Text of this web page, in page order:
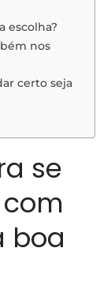
escolha?
nos
certo seja
se
boa